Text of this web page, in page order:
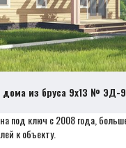
дома из бруса 9х13 № ЭД-
под ключ с 2008 года,
к объекту.